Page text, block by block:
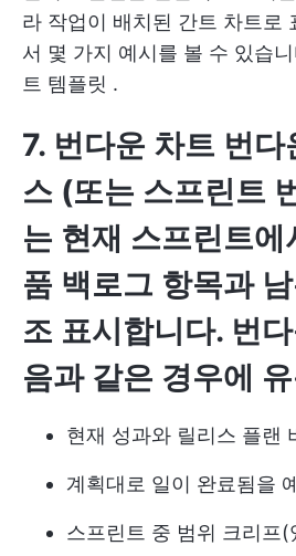
라 작업이 배치된 간트 차트로
서 몇 가지 예시를 볼 수 있습
트 템플릿 .
7. 번다운 차트 번다
스 (또는 스프린트
는 현재 스프린트에
품 백로그 항목과
조 표시합니다. 번
음과 같은 경우에
현재 성과와 릴리스 플랜
계획대로 일이 완료됨을
스프린트 중 범위 크리프(